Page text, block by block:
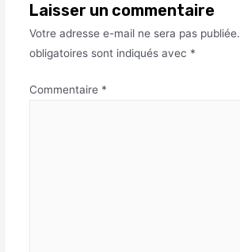
Laisser un commentaire
Votre adresse e-mail ne sera pas publiée.
obligatoires sont indiqués avec *
Commentaire *